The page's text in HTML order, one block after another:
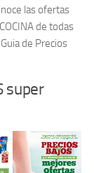
las ofertas
de todas
de Precios
super